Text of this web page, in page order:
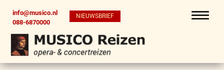
info@musico.nl
088-6870000
NIEUWSBRIEF